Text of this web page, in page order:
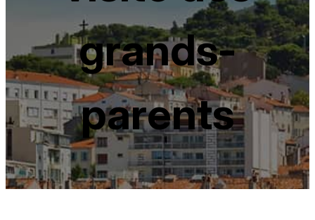
grands-
parents